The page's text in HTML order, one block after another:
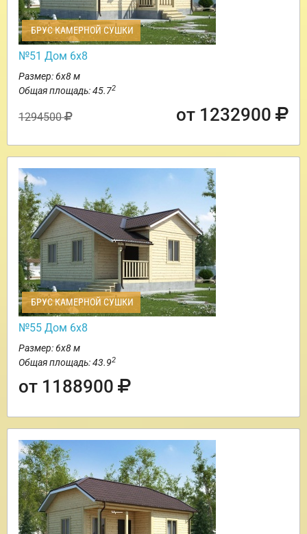
БРУС КАМЕРНОЙ СУШКИ
№51 Дом 6х8
Размер: 6х8 м
Общая площадь: 45.72
1294500 от 1232900
БРУС КАМЕРНОЙ СУШКИ
№55 Дом 6х8
Размер: 6х8 м
Общая площадь: 43.92
от 1188900